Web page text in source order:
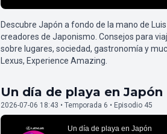
Descubre Japón a fondo de la mano de
creadores de Japonismo. Consejos para
sobre lugares, sociedad, gastronomía y
Lexus, Experience Amazing.
Un día de playa en Japón
2026-07-06 18:43 • Temporada 6 • Episodio 45